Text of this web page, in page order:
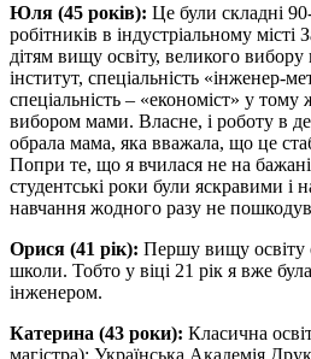
Юля (45 років): Це були складні
робітників в індустріальному
дітям вищу освіту, великого вибору
інститут, спеціальність «інженер-
спеціальність – «економіст» у
вибором мами. Власне, і роботу в
обрала мама, яка вважала, що це
Попри те, що я вчилася не на
студентські роки були яскравими і
навчання жодного разу не
Орися (41 рік): Першу вищу освіту
школи. Тобто у віці 21 рік я вже
інженером.
Катерина (43 роки): Класична
магістра): Українська Академія